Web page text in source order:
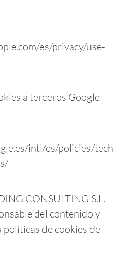
es/privacy/use-
a terceros Google
intl/es/policies/tech
CONSULTING S.L.
del contenido y
políticas de cookies de